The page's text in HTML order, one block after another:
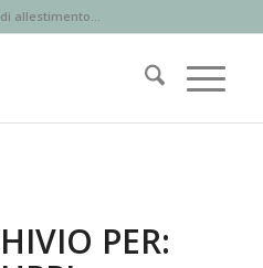
allestimento...
PER: